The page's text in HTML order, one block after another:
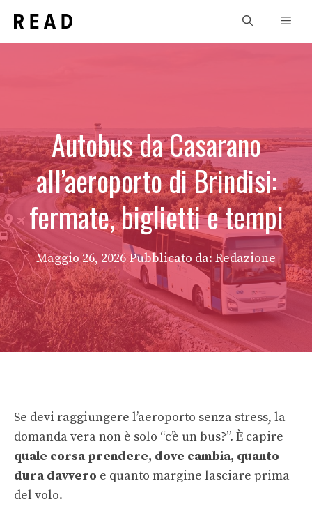
contenuto
Autobus da Casarano
all’aeroporto di Brindisi:
fermate, biglietti e tempi
Maggio 26, 2026 Pubblicato da: Redazione
Se devi raggiungere l’aeroporto senza stress, la
domanda vera non è solo “c’è un bus?”. È capire
quale corsa prendere, dove cambia, quanto
dura davvero e quanto margine lasciare prima
del volo.